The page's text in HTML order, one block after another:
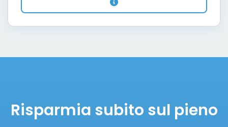
Risparmia subito sul pieno